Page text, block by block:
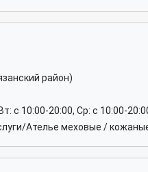
район)
c 10:00-20:00, Ср: c 10:00-
Ателье меховые /